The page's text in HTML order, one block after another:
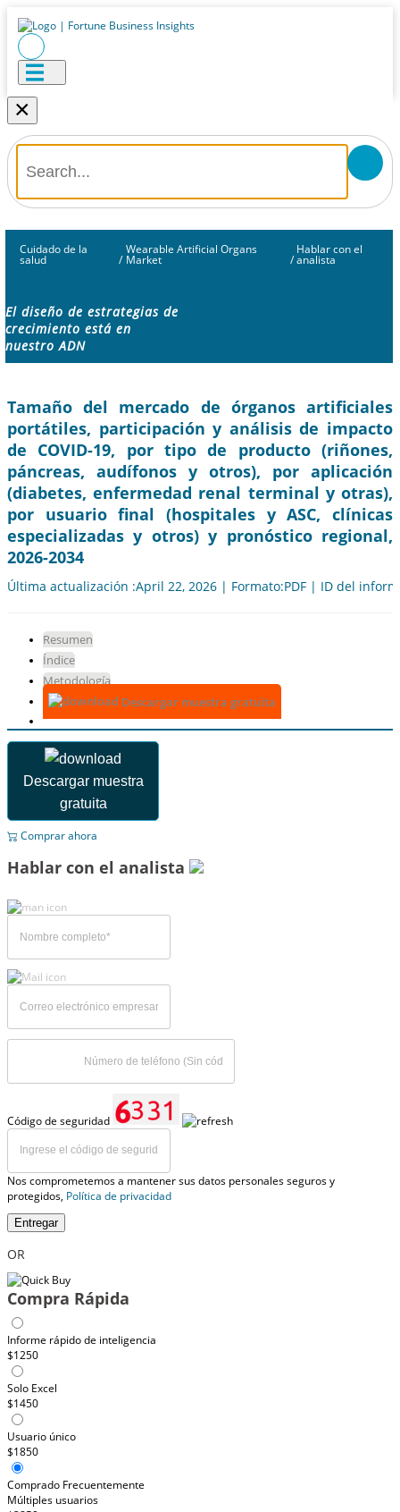
×
Cuidado de la
salud /
Wearable Artificial Organs
Market /
Hablar con el
analista
El diseño de estrategias de
crecimiento está en
nuestro ADN
Tamaño del mercado de órganos artificiales
portátiles, participación y análisis de impacto
de COVID-19, por tipo de producto (riñones,
páncreas, audífonos y otros), por aplicación
(diabetes, enfermedad renal terminal y otras),
por usuario final (hospitales y ASC, clínicas
especializadas y otros) y pronóstico regional,
2026-2034
Última actualización :April 22, 2026 | Formato:PDF | ID del
Resumen
Índice
Metodología
Descargar muestra gratuita
Descargar muestra
gratuita
Comprar ahora
Hablar con el analista
Código de seguridad
Nos comprometemos a mantener sus datos personales seguros y
protegidos, Política de privacidad
Entregar
OR
Compra Rápida
Informe rápido de inteligencia
$1250
Solo Excel
$1450
Usuario único
$1850
Comprado Frecuentemente
Múltiples usuarios